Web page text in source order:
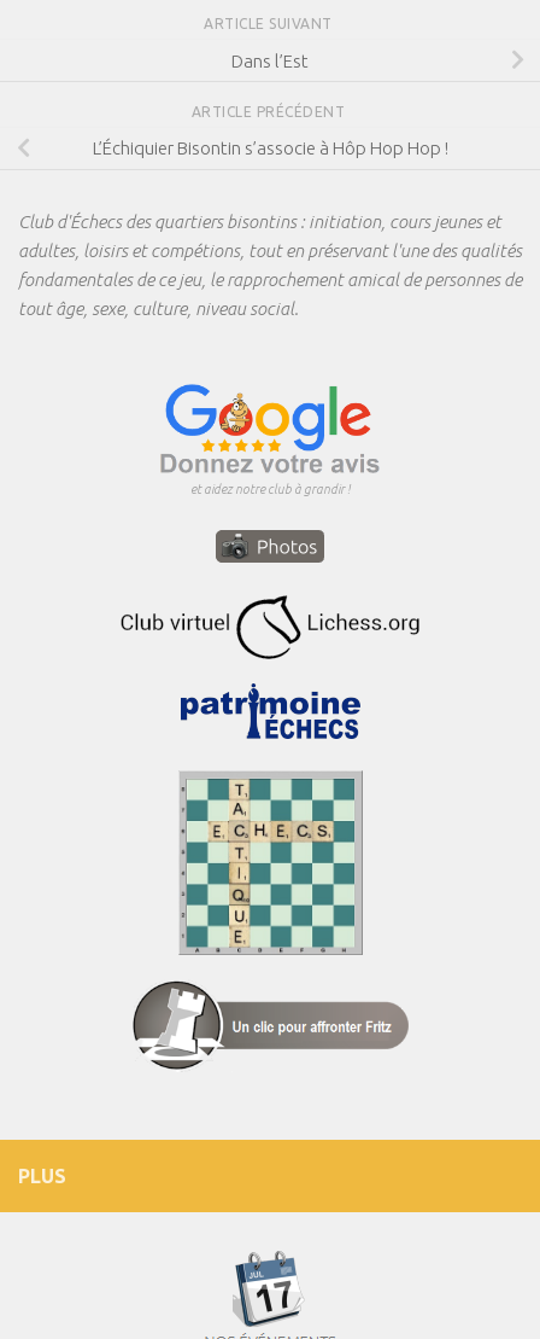
ARTICLE SUIVANT
Dans l’Est
ARTICLE PRÉCÉDENT
L’Échiquier Bisontin s’associe à Hôp Hop Hop !
Club d'Échecs des quartiers bisontins : initiation, cours jeunes et
adultes, loisirs et compétions, tout en préservant l'une des qualités
fondamentales de ce jeu, le rapprochement amical de personnes de
tout âge, sexe, culture, niveau social.
et aidez notre club à grandir !
PLUS